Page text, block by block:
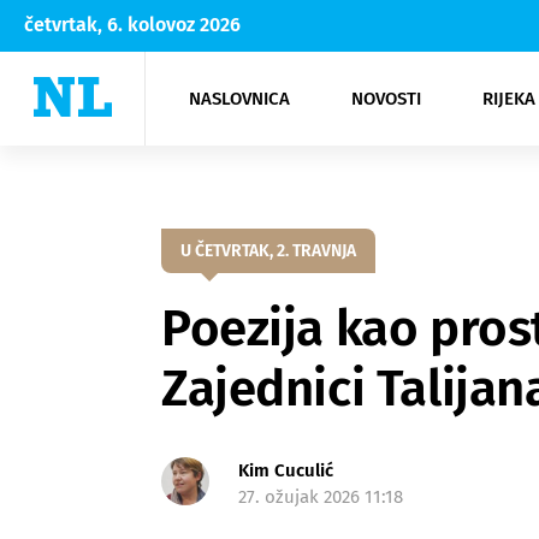
četvrtak, 6. kolovoz 2026
NASLOVNICA NOVOSTI
Rijeka Opatija
NK
Moda
Kultura
U ČETVRTAK, 2. TRAVNJA
Poezija kao
Zajednici
Kim Cuculić
27. ožujak 2026 11:18